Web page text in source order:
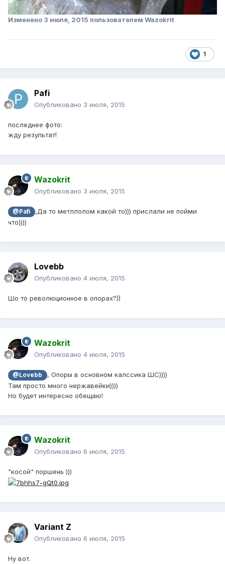
Изменено 3 июля, 2015 пользователем Wazokrit
1
Pafi
Опубликовано 3 июля, 2015
последнее фото:
жду результат!
Wazokrit
Опубликовано 3 июля, 2015
@Pafi
,Да то метллолом какой то))) прислали не пойми
что))))
Lovebb
Опубликовано 4 июля, 2015
Шо то революционное в опорах?))
Wazokrit
Опубликовано 4 июля, 2015
@Lovebb
, Опоры в основном калссика ШС))))
Там просто много нержавейки))))
Но будет интересно обещаю!
Wazokrit
Опубликовано 6 июля, 2015
"косой" поршень )))
Variant Z
Опубликовано 6 июля, 2015
Ну вот.